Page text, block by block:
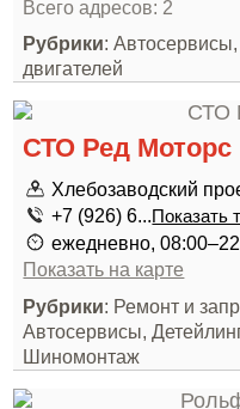
Всего адресов: 2
Рубрики:
двигателей
СТО Ред Моторс
Хлебозаводский
+7 (926) 6...Показать
ежедневно,
Показать на карте
Рубрики: Ремонт и
Автосервисы,
Шиномонтаж